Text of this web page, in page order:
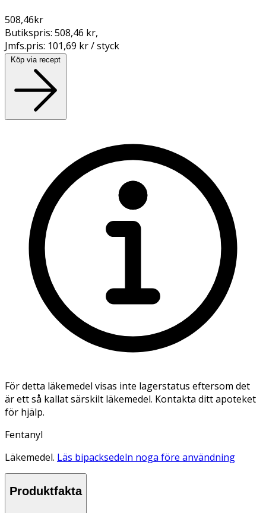
508,46kr
Butikspris: 508,46 kr,
Jmfs.pris: 101,69 kr / styck
Köp via recept
För detta läkemedel visas inte lagerstatus eftersom det
är ett så kallat särskilt läkemedel. Kontakta ditt apoteket
för hjälp.
Fentanyl
Läkemedel. Läs bipacksedeln noga före användning
Produktfakta